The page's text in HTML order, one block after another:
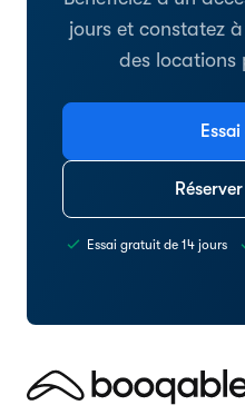
jours et constatez
des locations
Essai gratuit de 14 jours